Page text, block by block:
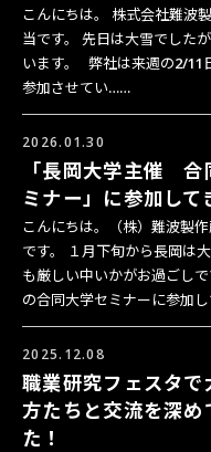
こんにちは。 株式会社難波
当です。 先日は大雪でした
います。 弊社は来週の2/11
参加させてい……
2026.01.30
「長岡大学主催 合
ミナー」に参加して
こんにちは。（株）難波製
です。 １月下旬から長岡は
も厳しい中いかがお過ごし
の合同大学セミナーに参加
2025.12.08
職業研究フェスタで
方たちと交流を深め
た！